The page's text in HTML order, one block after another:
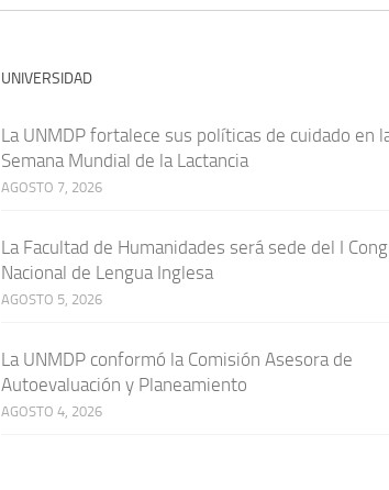
UNIVERSIDAD
La UNMDP fortalece sus políticas de cuidado en
Semana Mundial de la Lactancia
AGOSTO 7, 2026
La Facultad de Humanidades será sede del I
Nacional de Lengua Inglesa
AGOSTO 5, 2026
La UNMDP conformó la Comisión Asesora de
Autoevaluación y Planeamiento
AGOSTO 4, 2026